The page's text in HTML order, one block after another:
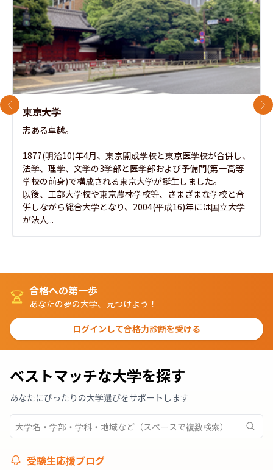
東京大学
志ある卓越。
1877(明治10)年4月、東京開成学校と東京医学校が合併し、
法学、理学、文学の3学部と医学部および予備門(第一高等
学校の前身)で構成される東京大学が誕生しました。
以後、工部大学校や東京農林学校等、さまざまな学校と合
併しながら総合大学となり、2004(平成16)年には国立大学
が法人...
前のスライド 次
合格への第一歩
あなたの夢の大学、見つけよう！
ログインして合格力診断を受ける
ベストマッチな大学を探す
あなたにぴったりの大学選びをサポートします
受験生応援ブログ